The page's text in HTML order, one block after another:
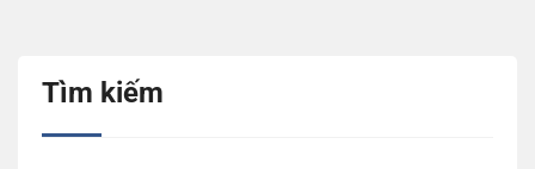
Tìm kiếm